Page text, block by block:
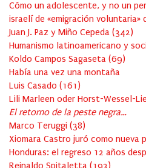
Cómo un adolescente, y no un
israelí de «emigración voluntaria»
Juan J. Paz y Miño Cepeda (342)
Humanismo latinoamericano y
Koldo Campos Sagaseta (69)
Había una vez una montaña
Luis Casado (161 )
Lili Marleen oder Horst-Wessel-
El retorno de la peste negra…
Marco Teruggi (38)
Xiomara Castro juró como nueva
Honduras: el regreso 12 años
Reinaldo Spitaletta (193)